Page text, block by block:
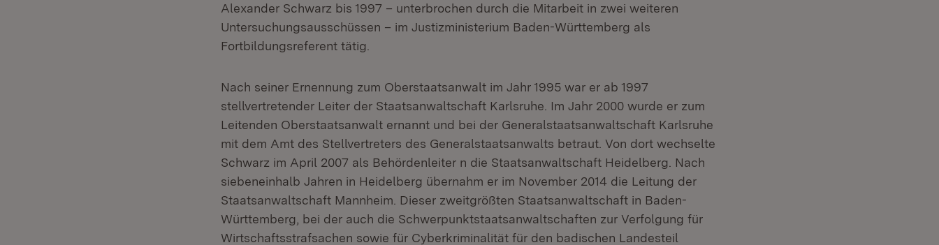
Alexander Schwarz bis 1997 – unterbrochen durch die Mitarbeit in zwei weiteren
Untersuchungsausschüssen – im Justizministerium Baden-Württemberg als
Fortbildungsreferent tätig.
Nach seiner Ernennung zum Oberstaatsanwalt im Jahr 1995 war er ab 1997
stellvertretender Leiter der Staatsanwaltschaft Karlsruhe. Im Jahr 2000 wurde er zum
Leitenden Oberstaatsanwalt ernannt und bei der Generalstaatsanwaltschaft Karlsruhe
mit dem Amt des Stellvertreters des Generalstaatsanwalts betraut. Von dort wechselte
Schwarz im April 2007 als Behördenleiter n die Staatsanwaltschaft Heidelberg. Nach
siebeneinhalb Jahren in Heidelberg übernahm er im November 2014 die Leitung der
Staatsanwaltschaft Mannheim. Dieser zweitgrößten Staatsanwaltschaft in Baden-
Württemberg, bei der auch die Schwerpunktstaatsanwaltschaften zur Verfolgung für
Wirtschaftsstrafsachen sowie für Cyberkriminalität für den badischen Landesteil